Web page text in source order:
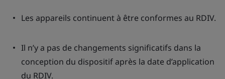
Les appareils continuent à être conformes au RDIV.
Il n’y a pas de changements significatifs dans la
conception du dispositif après la date d’application
du RDIV.